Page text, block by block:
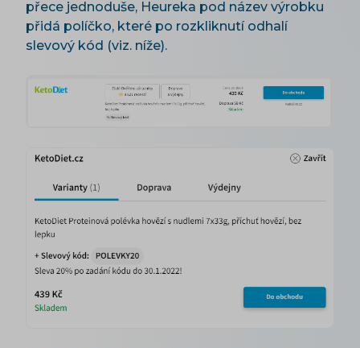
přece jednoduše, Heureka pod název výrobku
přidá políčko, které po rozkliknutí odhalí
slevový kód (viz. níže).